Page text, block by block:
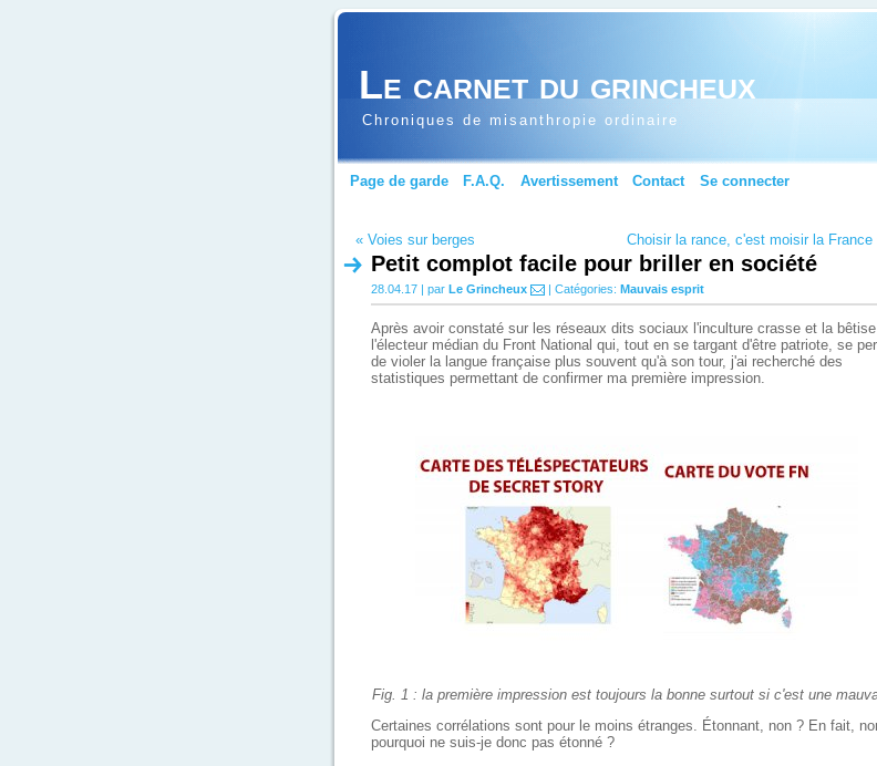
Le carnet du grincheux
Chroniques de misanthropie ordinaire
Page de garde F.A.Q. Avertissement Contact Se connecter
« Voies sur berges Choisir la rance, c'est moisir la France
Petit complot facile pour briller en société
28.04.17 | par Le Grincheux | Catégories: Mauvais esprit
Après avoir constaté sur les réseaux dits sociaux l'inculture crasse et la
l'électeur médian du Front National qui, tout en se targant d'être patriote, se
de violer la langue française plus souvent qu'à son tour, j'ai recherché des
statistiques permettant de confirmer ma première impression.
Fig. 1 : la première impression est toujours la bonne surtout si c'est une
Certaines corrélations sont pour le moins étranges. Étonnant, non ? En fait,
pourquoi ne suis-je donc pas étonné ?